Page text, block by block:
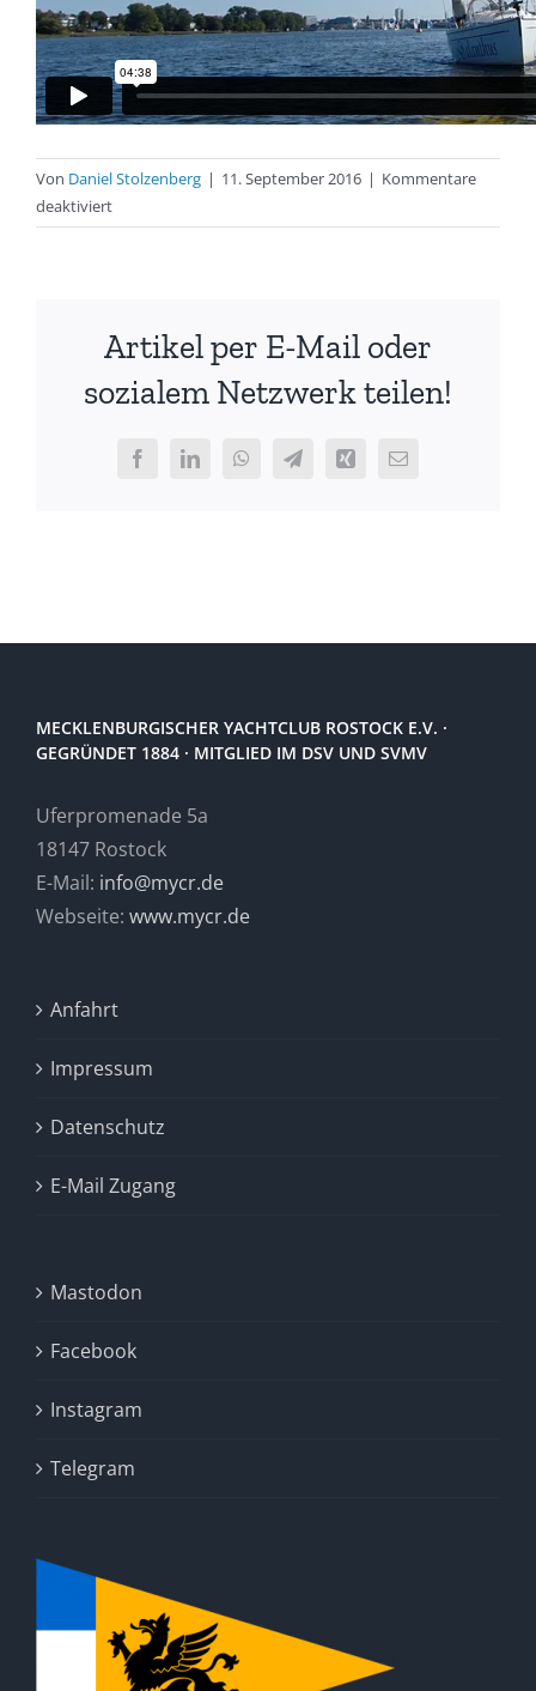
Von Daniel Stolzenberg | 11. September 2016 | Kommentare
deaktiviertfür
Video
der
(Langstrecke)
Artikel per E-Mail oder
sozialem Netzwerk teilen!
FacebookLinkedInWhatsAppTelegramXing
E-
MECKLENBURGISCHER YACHTCLUB ROSTOCK E.V. ·
GEGRÜNDET 1884 · MITGLIED IM DSV UND SVMV
Uferpromenade 5a
18147 Rostock
E-Mail: info@mycr.de
Webseite: www.mycr.de
Anfahrt
Impressum
Datenschutz
E-Mail Zugang
Mastodon
Facebook
Instagram
Telegram